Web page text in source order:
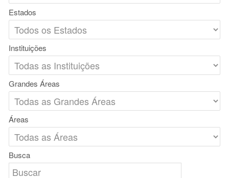
Estados
Instituições
Grandes Áreas
Áreas
Busca